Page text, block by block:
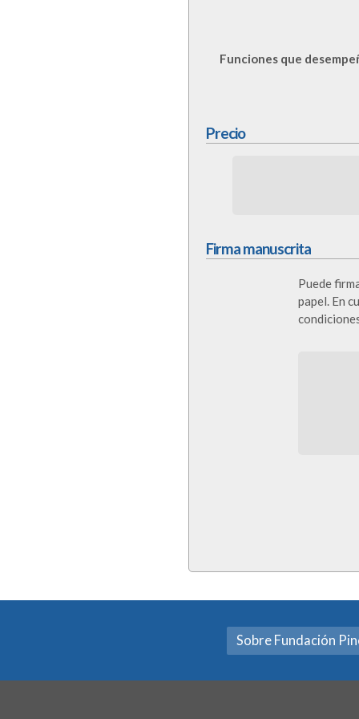
Funciones que
Precio
Firma manuscrita
Puede
papel. En
Sobre Fundación